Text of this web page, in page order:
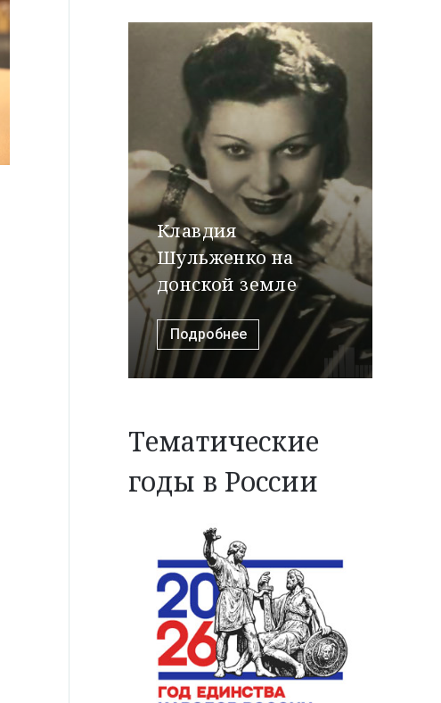
Клавдия
Шульженко на
донской земле
Подробнее
Тематические
годы в России